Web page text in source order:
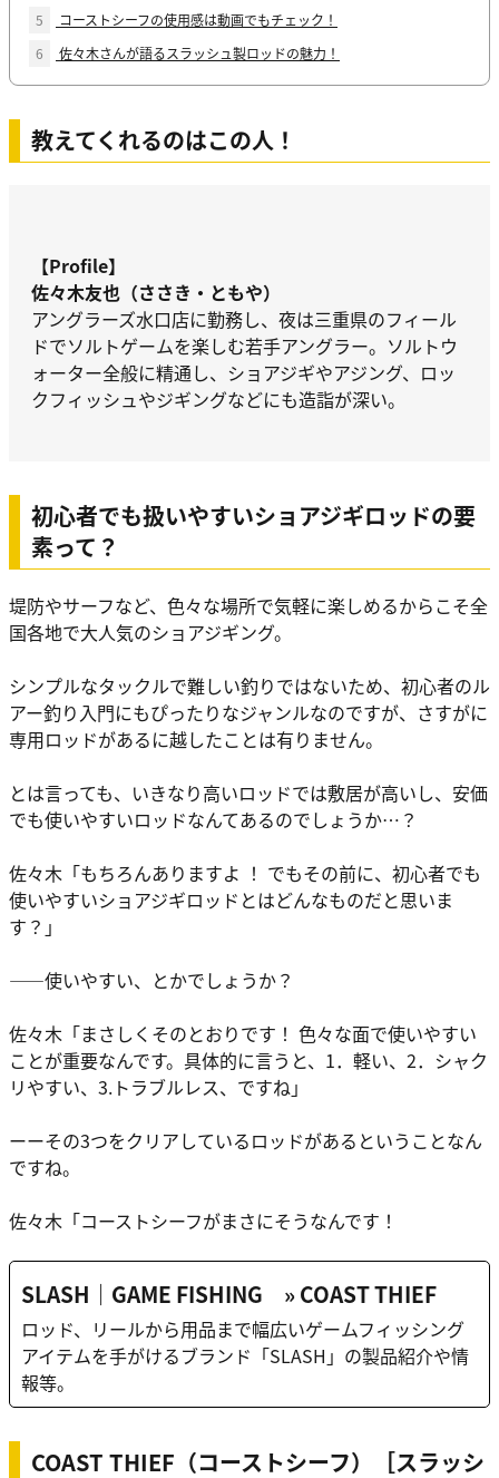
5
コーストシーフの使用感は動画でもチェック！
6
佐々木さんが語るスラッシュ製ロッドの魅力！
教えてくれるのはこの人！
【Profile】
佐々木友也（ささき・ともや）
アングラーズ水口店に勤務し、夜は三重県のフィール
ドでソルトゲームを楽しむ若手アングラー。ソルトウ
ォーター全般に精通し、ショアジギやアジング、ロッ
クフィッシュやジギングなどにも造詣が深い。
初心者でも扱いやすいショアジギロッドの要
素って？
堤防やサーフなど、色々な場所で気軽に楽しめるからこそ全
国各地で大人気のショアジギング。
シンプルなタックルで難しい釣りではないため、初心者のル
アー釣り入門にもぴったりなジャンルなのですが、さすがに
専用ロッドがあるに越したことは有りません。
とは言っても、いきなり高いロッドでは敷居が高いし、安価
でも使いやすいロッドなんてあるのでしょうか…？
佐々木 「もちろんありますよ ！ でもその前に、初心者でも
使いやすいショアジギロッドとはどんなものだと思いま
す？」
――使いやすい、とかでしょうか？
佐々木 「まさしくそのとおりです！ 色々な面で使いやすい
ことが重要なんです。具体的に言うと、 1．軽い、 2．シャク
リやすい、 3.トラブルレス、ですね」
ーーその3つをクリアしているロッドがあるということなん
ですね。
佐々木 「コーストシーフがまさにそうなんです！
SLASH｜GAME FISHING » COAST THIEF
ロッド、リールから用品まで幅広いゲームフィッシング
アイテムを手がけるブランド「SLASH」の製品紹介や情
報等。
COAST THIEF（コーストシーフ）［スラッシ